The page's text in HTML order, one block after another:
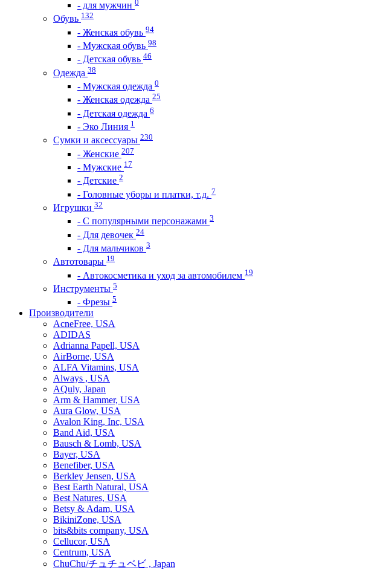
- для мужчин 0
Обувь 132
- Женская обувь 94
- Мужская обувь 98
- Детская обувь 46
Одежда 38
- Мужская одежда 0
- Женская одежда 25
- Детская одежда 6
- Эко Линия 1
Сумки и аксессуары 230
- Женские 207
- Мужские 17
- Детские 2
- Головные уборы и платки, т.д. 7
Игрушки 32
- С популярными персонажами 3
- Для девочек 24
- Для мальчиков 3
Автотовары 19
- Автокосметика и уход за автомобилем 19
Инструменты 5
- Фрезы 5
Производители
AcneFree, USA
ADIDAS
Adrianna Papell, USA
AirBorne, USA
ALFA Vitamins, USA
Always , USA
AQuly, Japan
Arm & Hammer, USA
Aura Glow, USA
Avalon King, Inc, USA
Band Aid, USA
Bausch & Lomb, USA
Bayer, USA
Benefiber, USA
Berkley Jensen, USA
Best Earth Natural, USA
Best Natures, USA
Betsy & Adam, USA
BikiniZone, USA
bits&bits company, USA
Cellucor, USA
Centrum, USA
ChuChu/チュチュベビ , Japan